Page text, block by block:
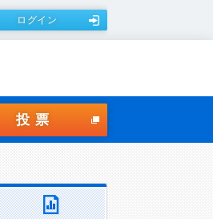
ログイン
投票